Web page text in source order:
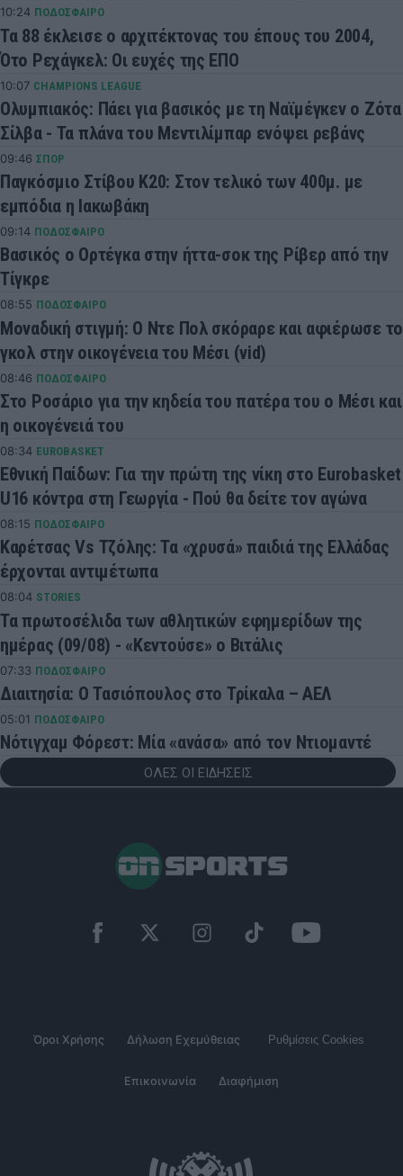
10:24 ΠΟΔΟΣΦΑΙΡΟ
Τα 88 έκλεισε ο αρχιτέκτονας του έπους του 2004,
Ότο Ρεχάγκελ: Οι ευχές της ΕΠΟ
10:07 CHAMPIONS LEAGUE
Ολυμπιακός: Πάει για βασικός με τη Ναϊμέγκεν ο Ζότα
Σίλβα - Τα πλάνα του Μεντιλίμπαρ ενόψει ρεβάνς
09:46 ΣΠΟΡ
Παγκόσμιο Στίβου Κ20: Στον τελικό των 400μ. με
εμπόδια η Ιακωβάκη
09:14 ΠΟΔΟΣΦΑΙΡΟ
Βασικός ο Ορτέγκα στην ήττα-σοκ της Ρίβερ από την
Τίγκρε
08:55 ΠΟΔΟΣΦΑΙΡΟ
Μοναδική στιγμή: Ο Ντε Πολ σκόραρε και αφιέρωσε το
γκολ στην οικογένεια του Μέσι (vid)
08:46 ΠΟΔΟΣΦΑΙΡΟ
Στο Ροσάριο για την κηδεία του πατέρα του ο Μέσι και
η οικογένειά του
08:34 EUROBASKET
Εθνική Παίδων: Για την πρώτη της νίκη στο Eurobasket
U16 κόντρα στη Γεωργία - Πού θα δείτε τον αγώνα
08:15 ΠΟΔΟΣΦΑΙΡΟ
Καρέτσας Vs Τζόλης: Τα «χρυσά» παιδιά της Ελλάδας
έρχονται αντιμέτωπα
08:04 STORIES
Τα πρωτοσέλιδα των αθλητικών εφημερίδων της
ημέρας (09/08) - «Κεντούσε» ο Βιτάλις
07:33 ΠΟΔΟΣΦΑΙΡΟ
Διαιτησία: Ο Τασιόπουλος στο Τρίκαλα – ΑΕΛ
05:01 ΠΟΔΟΣΦΑΙΡΟ
Νότιγχαμ Φόρεστ: Μία «ανάσα» από τον Ντιομαντέ
ΟΛΕΣ ΟΙ ΕΙΔΗΣΕΙΣ
Όροι Χρήσης Δήλωση Εχεμύθειας Ρυθμίσεις Cookies
Επικοινωνία Διαφήμιση